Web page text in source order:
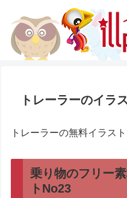
トレーラーのイラ
トレーラーの無料イラスト
乗り物のフリー
トNo23